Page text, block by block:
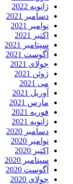
ژانویه 2022
دسامبر 2021
نوامبر 2021
اکتبر 2021
سپتامبر 2021
آگوست 2021
جولای 2021
ژوئن 2021
می 2021
آوریل 2021
مارس 2021
فوریه 2021
ژانویه 2021
دسامبر 2020
نوامبر 2020
اکتبر 2020
سپتامبر 2020
آگوست 2020
جولای 2020